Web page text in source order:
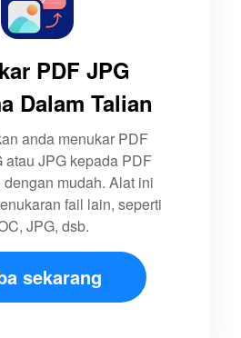
PDF JPG
Dalam Talian
anda menukar PDF
atau JPG kepada PDF
mudah. Alat ini
fail lain, seperti
JPG, dsb.
sekarang